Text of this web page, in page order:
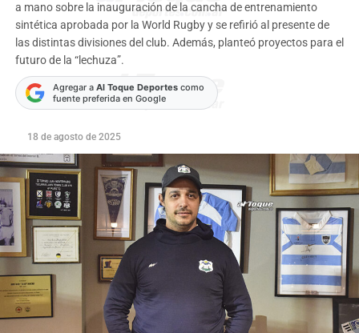
a mano sobre la inauguración de la cancha de entrenamiento
sintética aprobada por la World Rugby y se refirió al presente de
las distintas divisiones del club. Además, planteó proyectos para el
futuro de la “lechuza”.
Agregar a Al Toque Deportescomo
fuente preferida en Google
18 de agosto de 2025